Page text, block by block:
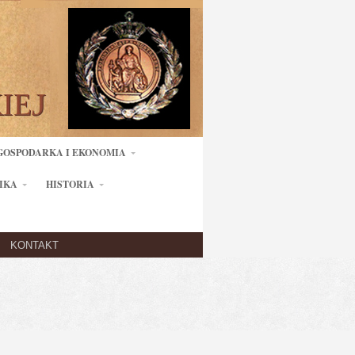
I EKONOMIA
HISTORIA
KONTAKT